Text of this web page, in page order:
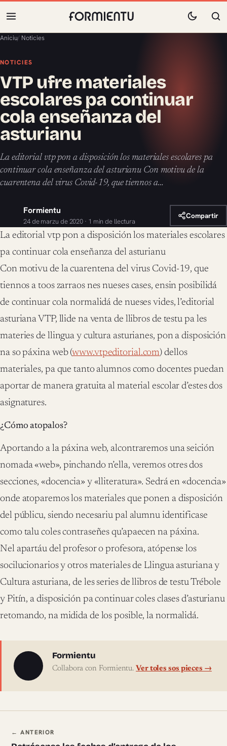
Aniciu/ Noticies
NOTICIES
VTP ufre materiales
escolares pa continuar
cola enseñanza del
asturianu
La editorial vtp pon a disposición los materiales escolares pa
continuar cola enseñanza del asturianu Con motivu de la
cuarentena del virus Covid-19, que tiennos a…
Formientu
24 de marzu de 2020 · 1 min de llectura
Compartir
La editorial vtp pon a disposición los materiales escolares
pa continuar cola enseñanza del asturianu
Con motivu de la cuarentena del virus Covid-19, que
tiennos a toos zarraos nes nueses cases, ensin posibilidá
de continuar cola normalidá de nueses vides, l’editorial
asturiana VTP, llide na venta de llibros de testu pa les
materies de llingua y cultura asturianes, pon a disposición
na so páxina web (www.vtpeditorial.com) dellos
materiales, pa que tanto alumnos como docentes puedan
aportar de manera gratuita al material escolar d’estes dos
asignatures.
¿Cómo atopalos?
Aportando a la páxina web, alcontraremos una seición
nomada «web», pinchando n’ella, veremos otres dos
secciones, «docencia» y «lliteratura». Sedrá en «docencia»
onde atoparemos los materiales que ponen a disposición
del públicu, siendo necesariu pal alumnu identificase
como talu coles contraseñes qu’apaecen na páxina.
Nel apartáu del profesor o profesora, atópense los
socilucionarios y otros materiales de Llingua asturiana y
Cultura asturiana, de les series de llibros de testu Trébole
y Pitín, a disposición pa continuar coles clases d’asturianu
retomando, na midida de los posible, la normalidá.
Sobre l'autor
Formientu
Collabora con Formientu. Ver toles sos pieces →
Navegación ente pieces
← ANTERIOR